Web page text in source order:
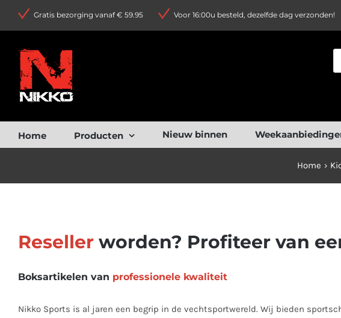
Gratis bezorging vanaf € 59.95 Voor 16:00u besteld, dezelfde dag verzonden!
Home Producten Nieuw binnen
Home
Reseller worden? Profiteer van
Boksartikelen van professionele kwaliteit
Nikko Sports is al jaren een begrip in de vechtsportwereld. Wij bieden